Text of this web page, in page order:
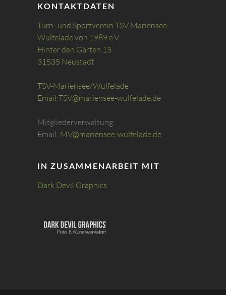
KONTAKTDATEN
Turn- und Sportverein TSV Mariensee-
Wulfelade von 1989 e.V.
Hinter den Gärten 15
31535 Neustadt
TSV-Mariensee/Wulfelade
Email:TSV@mariensee-wulfelade.de
Mitgliederverwaltung:
Email: MV@mariensee-wulfelade.de
IN ZUSAMMENARBEIT MIT
Dark Devil Graphics